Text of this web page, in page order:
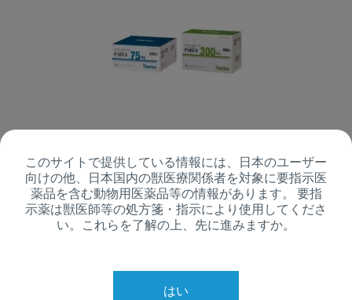
このサイトで提供している情報には、日本のユーザー
向けの他、日本国内の獣医療関係者を対象に要指示医
薬品を含む動物用医薬品等の情報があります。 要指
示薬は獣医師等の処方箋・指示により使用してくださ
い。これらを了解の上、先に進みますか。
はい
テリオス75mg添付文書 （動物用医薬品等データベ
ース） テリオス300mg添付文書 （動物用医薬品等
データベース） 【有効成分】 セファレキシン 【効
能又は効...